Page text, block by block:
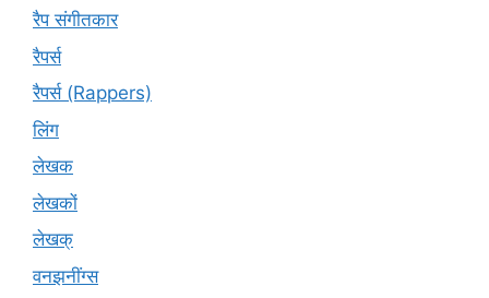
रैप संगीतकार
रैपर्स
रैपर्स (Rappers)
लिंग
लेखक
लेखकों
लेखक्
वनझनींग्स